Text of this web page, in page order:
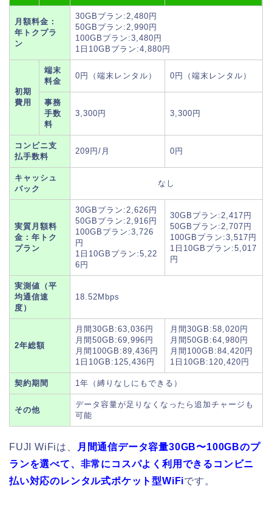
月額料金：
年トクプラ
ン
30GBプラン:2,480円
50GBプラン:2,990円
100GBプラン:3,480円
1日10GBプラン:4,880円
初期
費用
端末
料金
0円（端末レンタル） 0円（端末レンタル）
事務
手数
料
3,300円 3,300円
コンビニ支
払手数料
209円/月 0円
キャッシュ
バック
なし
実質月額料
金：年トク
プラン
30GBプラン:2,626円
50GBプラン:2,916円
100GBプラン:3,726
円
1日10GBプラン:5,22
6円
30GBプラン:2,417円
50GBプラン:2,707円
100GBプラン:3,517円
1日10GBプラン:5,017
円
実測値（平
均通信速
度）
18.52Mbps
2年総額
月間30GB:63,036円
月間50GB:69,996円
月間100GB:89,436円
1日10GB:125,436円
月間30GB:58,020円
月間50GB:64,980円
月間100GB:84,420円
1日10GB:120,420円
契約期間 1年（縛りなしにもできる）
その他
データ容量が足りなくなったら追加チャージも
可能
FUJI WiFiは、
月間通信データ容量30GB〜100GBのプ
ランを選べて、非常にコスパよく利用できるコンビニ
払い対応のレンタル式ポケット型WiFiです。